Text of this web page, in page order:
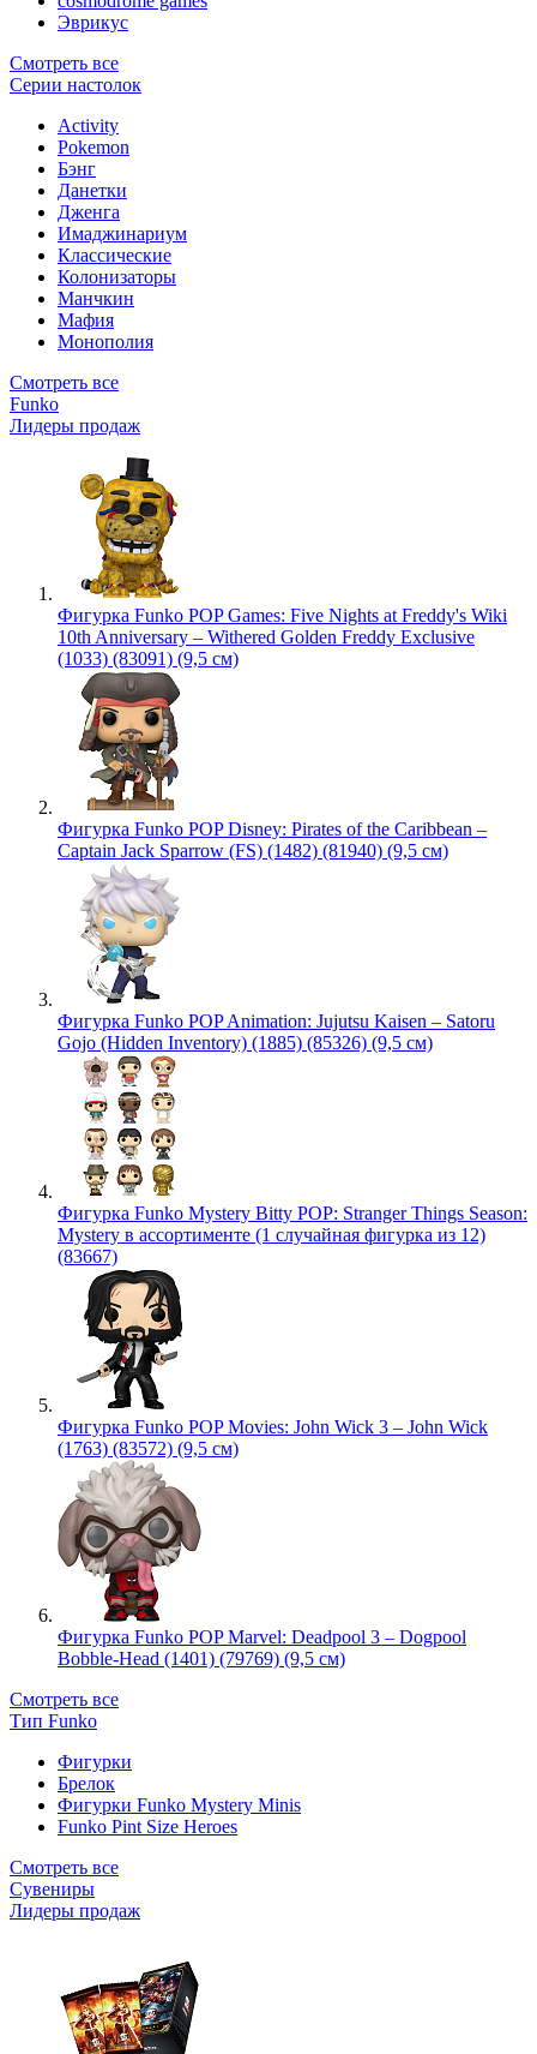
Эврикус
Смотреть все
Серии настолок
Activity
Pokemon
Бэнг
Данетки
Дженга
Имаджинариум
Классические
Колонизаторы
Манчкин
Мафия
Монополия
Смотреть все
Funko
Лидеры продаж
Фигурка Funko POP Games: Five Nights at Freddy's Wiki
10th Anniversary – Withered Golden Freddy Exclusive
(1033) (83091) (9,5 см)
Фигурка Funko POP Disney: Pirates of the Caribbean –
Captain Jack Sparrow (FS) (1482) (81940) (9,5 см)
Фигурка Funko POP Animation: Jujutsu Kaisen – Satoru
Gojo (Hidden Inventory) (1885) (85326) (9,5 см)
Фигурка Funko Mystery Bitty POP: Stranger Things Season:
Mystery в ассортименте (1 случайная фигурка из 12)
(83667)
Фигурка Funko POP Movies: John Wick 3 – John Wick
(1763) (83572) (9,5 см)
Фигурка Funko POP Marvel: Deadpool 3 – Dogpool
Bobble-Head (1401) (79769) (9,5 см)
Смотреть все
Тип Funko
Фигурки
Брелок
Фигурки Funko Mystery Minis
Funko Pint Size Heroes
Смотреть все
Сувениры
Лидеры продаж